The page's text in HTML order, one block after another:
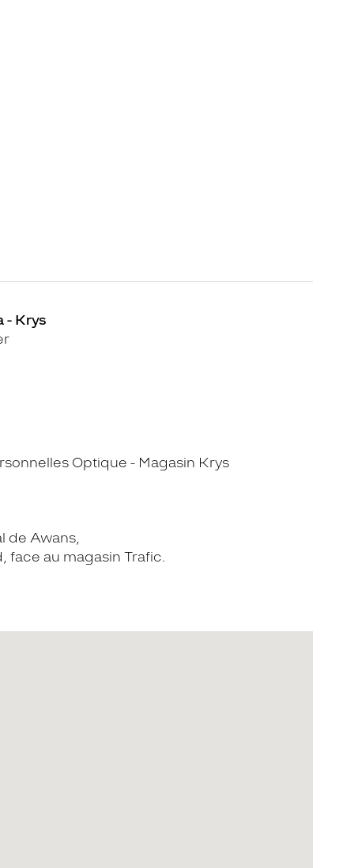
- Krys
Optique - Magasin Krys
de Awans,
face au magasin Trafic.